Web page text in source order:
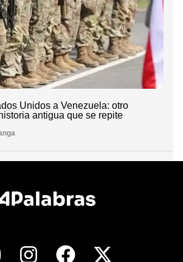
Unidos a Venezuela: otro
antigua que se repite